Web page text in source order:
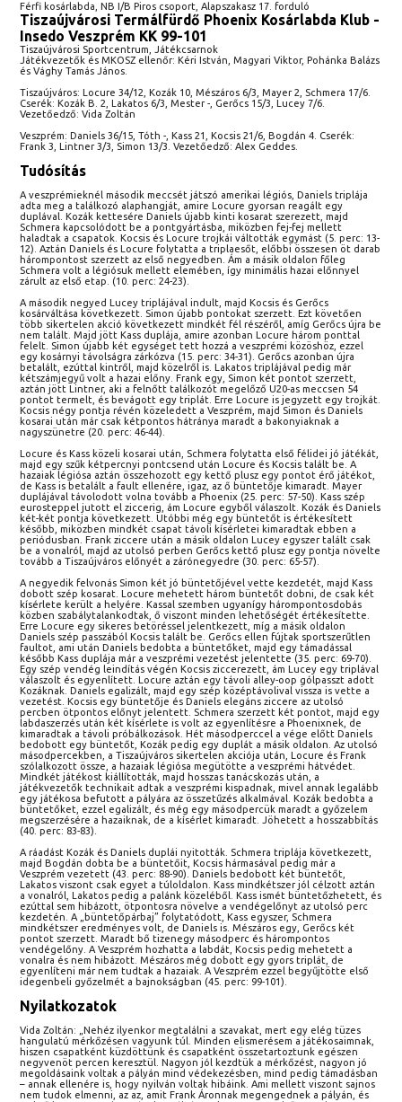
Férfi kosárlabda, NB I/B Piros csoport, Alapszakasz 17. forduló
Tiszaújvárosi Termálfürdő Phoenix Kosárlabda Klub -
Insedo Veszprém KK 99-101
Tiszaújvárosi Sportcentrum, Játékcsarnok
Játékvezetők és MKOSZ ellenőr: Kéri István, Magyari Viktor, Pohánka Balázs
és Vághy Tamás János.
Tiszaújváros: Locure 34/12, Kozák 10, Mészáros 6/3, Mayer 2, Schmera 17/6.
Cserék: Kozák B. 2, Lakatos 6/3, Mester -, Gerőcs 15/3, Lucey 7/6.
Vezetőedző: Vida Zoltán
Veszprém: Daniels 36/15, Tóth -, Kass 21, Kocsis 21/6, Bogdán 4. Cserék:
Frank 3, Lintner 3/3, Simon 13/3. Vezetőedző: Alex Geddes.
Tudósítás
A veszprémieknél második meccsét játszó amerikai légiós, Daniels triplája
adta meg a találkozó alaphangját, amire Locure gyorsan reagált egy
duplával. Kozák kettesére Daniels újabb kinti kosarat szerezett, majd
Schmera kapcsolódott be a pontgyártásba, miközben fej-fej mellett
haladtak a csapatok. Kocsis és Locure trojkái váltották egymást (5. perc: 13-
12). Aztán Daniels és Locure folytatta a triplaesőt, előbbi összesen öt darab
hárompontost szerzett az első negyedben. Ám a másik oldalon főleg
Schmera volt a légiósuk mellett elemében, így minimális hazai előnnyel
zárult az első etap. (10. perc: 24-23).
A második negyed Lucey triplájával indult, majd Kocsis és Gerőcs
kosárváltása következett. Simon újabb pontokat szerzett. Ezt követően
több sikertelen akció következett mindkét fél részéről, amíg Gerőcs újra be
nem talált. Majd jött Kass duplája, amire azonban Locure három ponttal
felelt. Simon újabb két egységet tett hozzá a veszprémi közöshöz, ezzel
egy kosárnyi távolságra zárkózva (15. perc: 34-31). Gerőcs azonban újra
betalált, ezúttal kintről, majd közelről is. Lakatos triplájával pedig már
kétszámjegyű volt a hazai előny. Frank egy, Simon két pontot szerzett,
aztán jött Lintner, aki a felnőtt találkozót megelőző U20-as meccsen 54
pontot termelt, és bevágott egy triplát. Erre Locure is jegyzett egy trojkát.
Kocsis négy pontja révén közeledett a Veszprém, majd Simon és Daniels
kosarai után már csak kétpontos hátránya maradt a bakonyiaknak a
nagyszünetre (20. perc: 46-44).
Locure és Kass közeli kosarai után, Schmera folytatta első félidei jó játékát,
majd egy szűk kétpercnyi pontcsend után Locure és Kocsis talált be. A
hazaiak légiósa aztán összehozott egy kettő plusz egy pontot érő játékot,
de Kass is betalált a fault ellenére, igaz, az ő büntetője kimaradt. Mayer
duplájával távolodott volna tovább a Phoenix (25. perc: 57-50). Kass szép
eurosteppel jutott el ziccerig, ám Locure egyből válaszolt. Kozák és Daniels
két-két pontja következett. Utóbbi még egy büntetőt is értékesített
később, miközben mindkét csapat távoli kísérletei kimaradtak ebben a
periódusban. Frank ziccere után a másik oldalon Lucey egyszer talált csak
be a vonalról, majd az utolsó perben Gerőcs kettő plusz egy pontja növelte
tovább a Tiszaújváros előnyét a zárónegyedre (30. perc: 65-57).
A negyedik felvonás Simon két jó büntetőjével vette kezdetét, majd Kass
dobott szép kosarat. Locure mehetett három büntetőt dobni, de csak két
kísérlete került a helyére. Kassal szemben ugyanígy hárompontosdobás
közben szabálytalankodtak, ő viszont minden lehetőségét értékesítette.
Erre Locure egy sikeres betöréssel jelentkezett, míg a másik oldalon
Daniels szép passzából Kocsis talált be. Gerőcs ellen fújtak sportszerűtlen
faultot, ami után Daniels bedobta a büntetőket, majd egy támadással
később Kass duplája már a veszprémi vezetést jelentette (35. perc: 69-70).
Egy szép vendég leindítás végén Kocsis ziccerezett, ám Lucey egy triplával
válaszolt és egyenlített. Locure aztán egy távoli alley-oop gólpasszt adott
Kozáknak. Daniels egalizált, majd egy szép középtávolival vissza is vette a
vezetést. Kocsis egy büntetője és Daniels elegáns ziccere az utolsó
percben ötpontos előnyt jelentett. Schmera szerzett két pontot, majd egy
labdaszerzés után két kísérlete is volt az egyenlítésre a Phoenixnek, de
kimaradtak a távoli próbálkozások. Hét másodperccel a vége előtt Daniels
bedobott egy büntetőt, Kozák pedig egy duplát a másik oldalon. Az utolsó
másodpercekben, a Tiszaújváros sikertelen akciója után, Locure és Frank
szólalkozott össze, a hazaiak légiósa megütötte a veszprémi hátvédet.
Mindkét játékost kiállították, majd hosszas tanácskozás után, a
játékvezetők technikait adtak a veszprémi kispadnak, mivel annak legalább
egy játékosa befutott a pályára az összetűzés alkalmával. Kozák bedobta a
büntetőket, ezzel egalizált, és még egy másodpercük maradt a győzelem
megszerzésére a hazaiknak, de a kísérlet kimaradt. Jöhetett a hosszabbítás
(40. perc: 83-83).
A ráadást Kozák és Daniels duplái nyitották. Schmera triplája következett,
majd Bogdán dobta be a büntetőit, Kocsis hármasával pedig már a
Veszprém vezetett (43. perc: 88-90). Daniels bedobott két büntetőt,
Lakatos viszont csak egyet a túloldalon. Kass mindkétszer jól célzott aztán
a vonalról, Lakatos pedig a palánk közeléből. Kass ismét büntetőzhetett, és
ezúttal sem hibázott, ötpontosra növelve a vendégelőnyt az utolsó perc
kezdetén. A „büntetőpárbaj” folytatódott, Kass egyszer, Schmera
mindkétszer eredményes volt, de Daniels is. Mészáros egy, Gerőcs két
pontot szerzett. Maradt bő tizenegy másodperc és hárompontos
vendégelőny. A Veszprém hozhatta a labdát, Kocsis pedig mehetett a
vonalra és nem hibázott. Mészáros még dobott egy gyors triplát, de
egyenlíteni már nem tudtak a hazaiak. A Veszprém ezzel begyűjtötte első
idegenbeli győzelmét a bajnokságban (45. perc: 99-101).
Nyilatkozatok
Vida Zoltán: „Nehéz ilyenkor megtalálni a szavakat, mert egy elég tüzes
hangulatú mérkőzésen vagyunk túl. Minden elismerésem a játékosaimnak,
hiszen csapatként küzdöttünk és csapatként összetartoztunk egészen
negyvenöt percen keresztül. Nagyon jól kezdtük a mérkőzést, nagyon jó
megoldásaink voltak a pályán mind védekezésben, mind pedig támadásban
– annak ellenére is, hogy nyilván voltak hibáink. Ami mellett viszont sajnos
nem tudok elmenni, az az, amit Frank Áronnak megengednek a pályán, és